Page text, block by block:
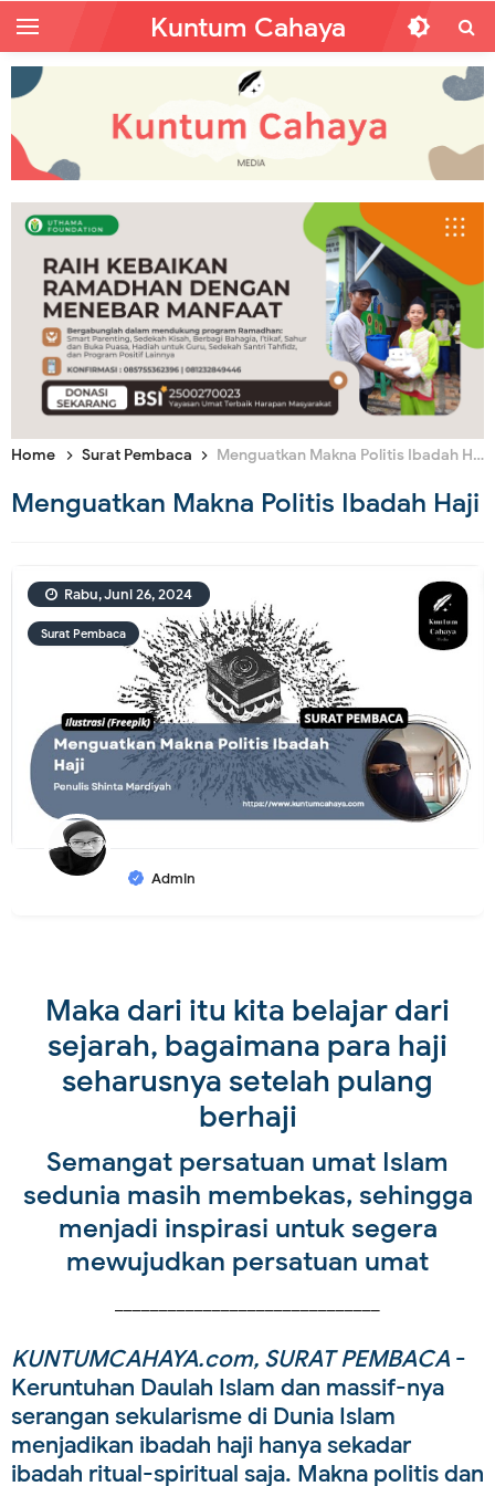
Kuntum Cahaya
Home Surat Pembaca Menguatkan Makna Politis Ibadah Haji
Menguatkan Makna Politis Ibadah Haji
Surat Pembaca
Admin
Rabu, Juni 26, 2024
Maka dari itu kita belajar dari
sejarah, bagaimana para haji
seharusnya setelah pulang
berhaji
Semangat persatuan umat Islam
sedunia masih membekas, sehingga
menjadi inspirasi untuk segera
mewujudkan persatuan umat
KUNTUMCAHAYA.com, SURAT PEMBACA -
Keruntuhan Daulah Islam dan massif-nya
serangan sekularisme di Dunia Islam
menjadikan ibadah haji hanya sekadar
ibadah ritual-spiritual saja. Makna politis dan